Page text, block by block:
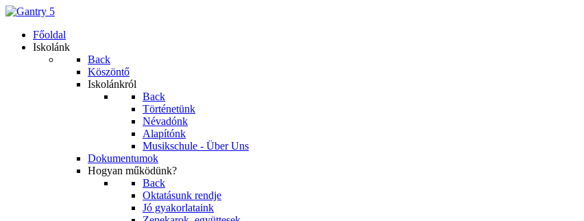
Főoldal
Iskolánk
Back
Köszöntő
Iskolánkról
Back
Történetünk
Névadónk
Alapítónk
Musikschule - Über Uns
Dokumentumok
Hogyan működünk?
Back
Oktatásunk rendje
Jó gyakorlataink